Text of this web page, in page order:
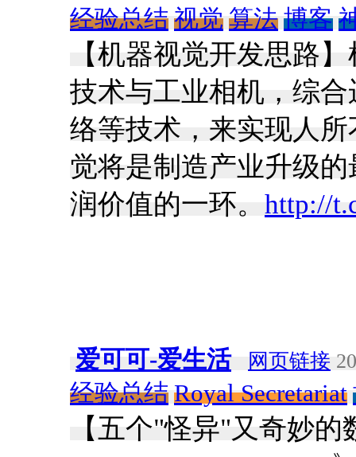
经验总结 视觉 算法 博客
【机器视觉开发思路
技术与工业相机，综
络等技术，来实现人
觉将是制造产业升级
润价值的一环。 http://
爱可可-爱生活 网页链接
经验总结 Royal Secretariat
【五个"怪异"又奇妙的